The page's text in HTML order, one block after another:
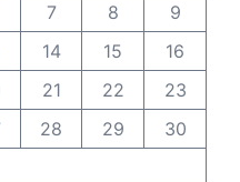
7 8
9
14 15
16
21 22
23
28 29
30